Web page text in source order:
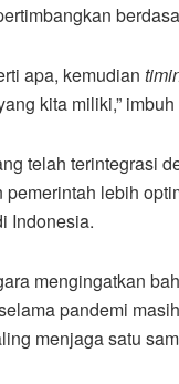
apa, kemudian
kita miliki,”
telah terintegrasi
lebih
Indonesia.
mengingatkan
pandemi
menjaga satu